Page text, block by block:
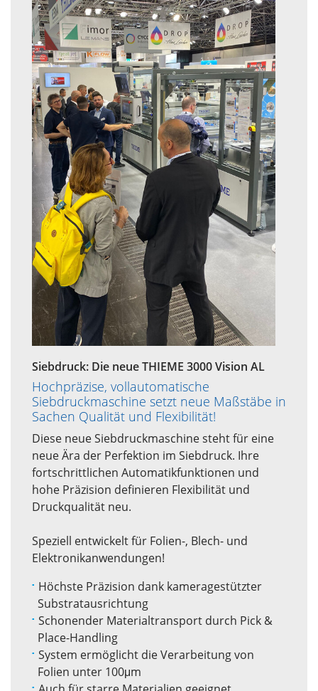
Siebdruck: Die neue THIEME 3000 Vision AL
Hochpräzise, vollautomatische
Siebdruckmaschine setzt neue Maßstäbe in
Sachen Qualität und Flexibilität!
Diese neue Siebdruckmaschine steht für eine
neue Ära der Perfektion im Siebdruck. Ihre
fortschrittlichen Automatikfunktionen und
hohe Präzision definieren Flexibilität und
Druckqualität neu.
Speziell entwickelt für Folien-, Blech- und
Elektronikanwendungen!
Höchste Präzision dank kameragestützter
Substratausrichtung
Schonender Materialtransport durch Pick &
Place-Handling
System ermöglicht die Verarbeitung von
Folien unter 100μm